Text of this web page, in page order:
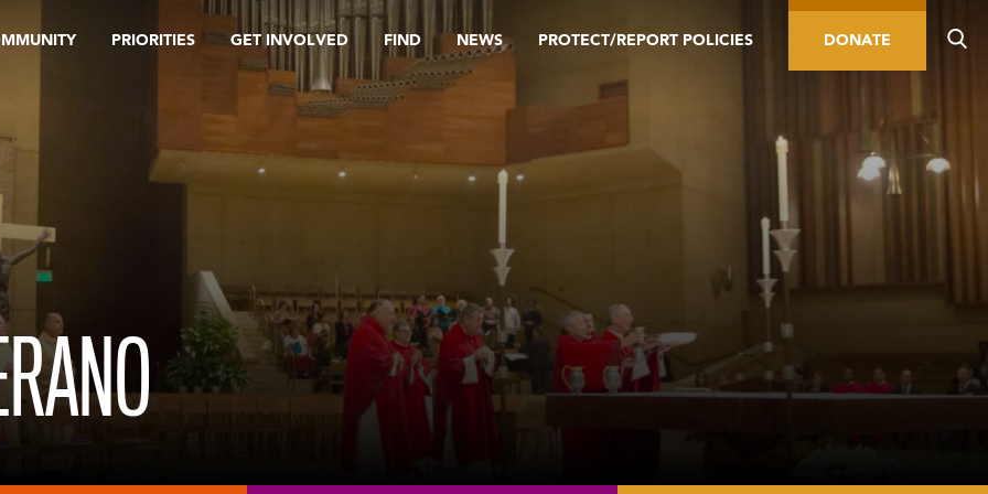
PRIORITIES GET INVOLVED FIND NEWS PROTECT/REPORT POLICIES DONATE